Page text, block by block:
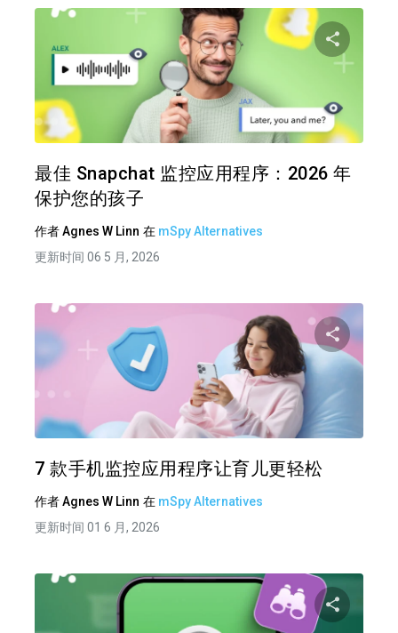
最佳 Snapchat 监控应用程序：2026 年
保护您的孩子
作者Agnes W Linn 在 mSpy Alternatives
更新时间 06 5 月, 2026
分
7 款手机监控应用程序让育儿更轻松
作者Agnes W Linn 在 mSpy Alternatives
更新时间 01 6 月, 2026